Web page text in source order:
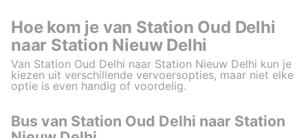
Hoe kom je van Station Oud Delhi
naar Station Nieuw Delhi
Van Station Oud Delhi naar Station Nieuw Delhi kun je
kiezen uit verschillende vervoersopties, maar niet elke
optie is even handig of voordelig.
Bus van Station Oud Delhi naar Station